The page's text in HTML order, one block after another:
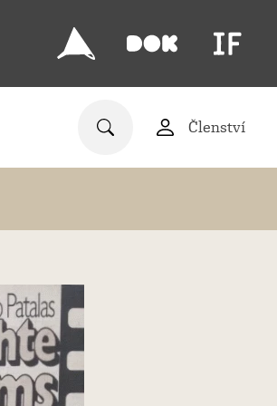
Členství